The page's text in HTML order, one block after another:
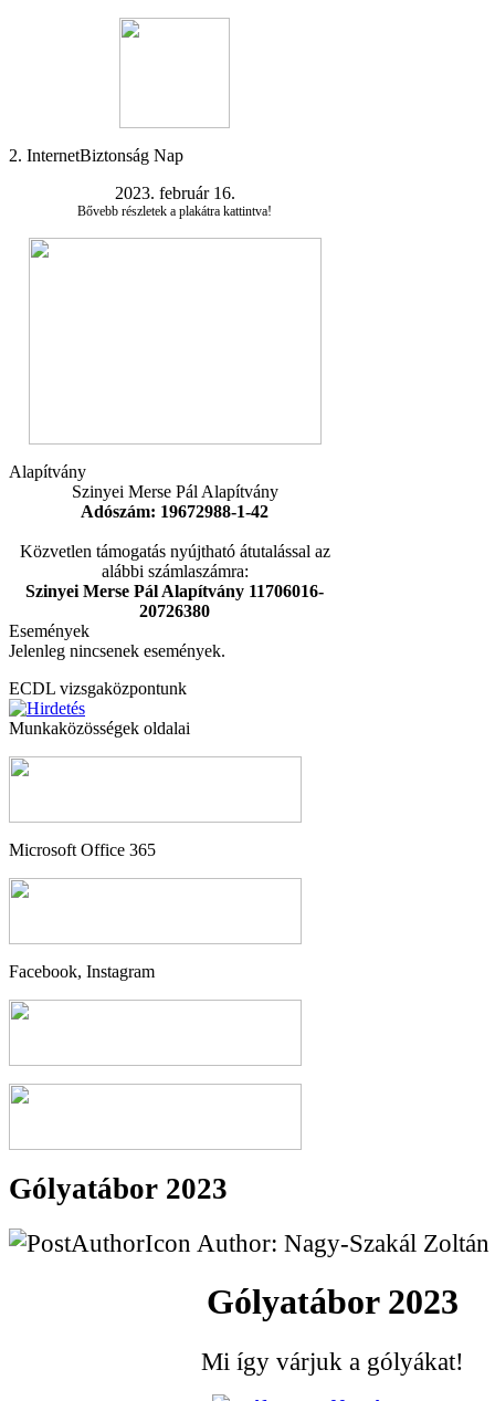
2. InternetBiztonság Nap
2023. február 16.
Bővebb részletek a plakátra kattintva!
Alapítvány
Szinyei Merse Pál Alapítvány
Adószám: 19672988-1-42
Közvetlen támogatás nyújtható átutalással az
alábbi számlaszámra:
Szinyei Merse Pál Alapítvány 11706016-
20726380
Események
Jelenleg nincsenek események.
ECDL vizsgaközpontunk
Munkaközösségek oldalai
Microsoft Office 365
Facebook, Instagram
Gólyatábor 2023
Author: Nagy-Szakál
Gólyatábor 2023
Mi így várjuk a gólyákat!